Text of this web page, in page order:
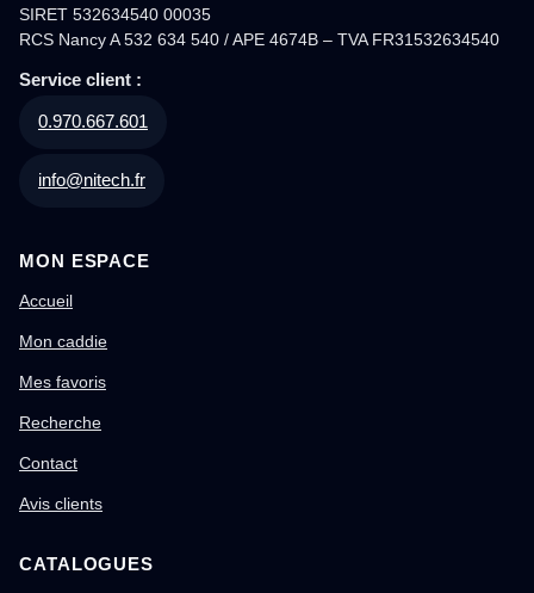
SIRET 532634540 00035
RCS Nancy A 532 634 540 / APE 4674B – TVA FR31532634540
Service client :
0.970.667.601
info@nitech.fr
MON ESPACE
Accueil
Mon caddie
Mes favoris
Recherche
Contact
Avis clients
CATALOGUES